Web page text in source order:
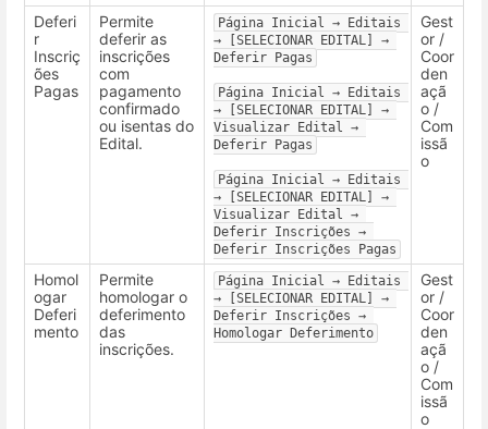
Deferi
r
Inscriç
ões
Pagas
Permite
deferir as
inscrições
com
pagamento
confirmado
ou isentas do
Edital.
Página Inicial → Editais
→ [SELECIONAR EDITAL] →
Deferir Pagas
Página Inicial → Editais
→ [SELECIONAR EDITAL] →
Visualizar Edital →
Deferir Pagas
Página Inicial → Editais
→ [SELECIONAR EDITAL] →
Visualizar Edital →
Deferir Inscrições →
Deferir Inscrições Pagas
Gest
or /
Coor
den
açã
o /
Com
issã
o
Homol
ogar
Deferi
mento
Permite
homologar o
deferimento
das
inscrições.
Página Inicial → Editais
→ [SELECIONAR EDITAL] →
Deferir Inscrições →
Homologar Deferimento
Gest
or /
Coor
den
açã
o /
Com
issã
o